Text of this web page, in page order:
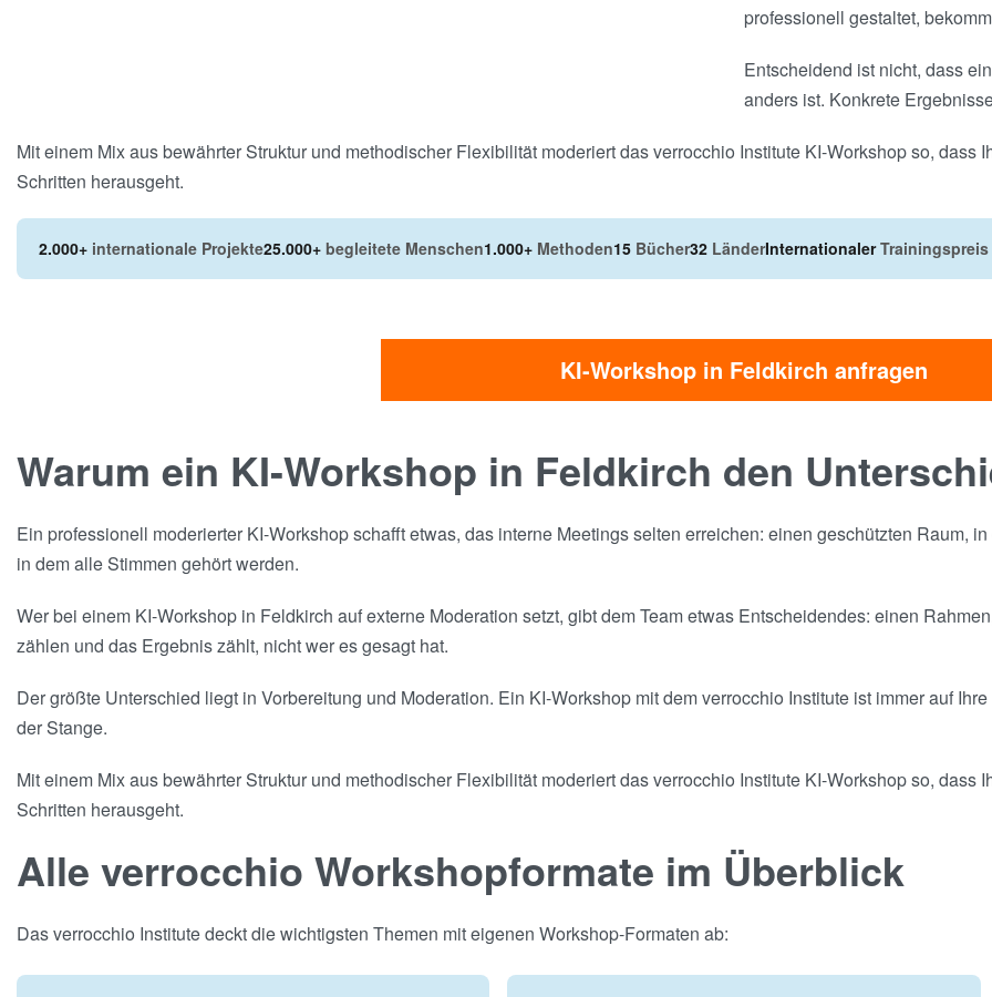
professionell gestaltet,
Entscheidend ist nicht, dass
anders ist. Konkrete
Mit einem Mix aus bewährter Struktur und methodischer Flexibilität moderiert das verrocchio Institute KI-Workshop so, dass
Schritten herausgeht.
2.000+ internationale Projekte25.000+ begleitete Menschen1.000+ Methoden15 Bücher32 LänderInternationalerTrainingspreis
KI-Workshop in Feldkirch anfragen
Warum ein KI-Workshop in Feldkirch den
Ein professionell moderierter KI-Workshop schafft etwas, das interne Meetings selten erreichen: einen geschützten Raum,
in dem alle Stimmen gehört werden.
Wer bei einem KI-Workshop in Feldkirch auf externe Moderation setzt, gibt dem Team etwas Entscheidendes: einen
zählen und das Ergebnis zählt, nicht wer es gesagt hat.
Der größte Unterschied liegt in Vorbereitung und Moderation. Ein KI-Workshop mit dem verrocchio Institute ist immer auf
der Stange.
Mit einem Mix aus bewährter Struktur und methodischer Flexibilität moderiert das verrocchio Institute KI-Workshop so, dass
Schritten herausgeht.
Alle verrocchio Workshopformate im Überblick
Das verrocchio Institute deckt die wichtigsten Themen mit eigenen Workshop-Formaten ab: